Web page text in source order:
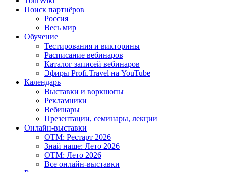
Поиск партнёров
Россия
Весь мир
Обучение
Тестирования и викторины
Расписание вебинаров
Каталог записей вебинаров
Эфиры Profi.Travel на YouTube
Календарь
Выставки и воркшопы
Рекламники
Вебинары
Презентации, семинары, лекции
Онлайн-выставки
OTM: Рестарт 2026
Знай наше: Лето 2026
OTM: Лето 2026
Все онлайн-выставки